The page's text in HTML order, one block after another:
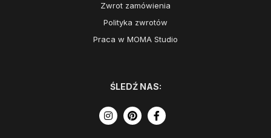
Zwrot zamówienia
Polityka zwrotów
Praca w MOMA Studio
ŚLEDŹ NAS: